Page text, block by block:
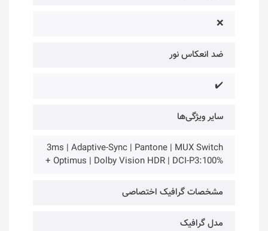
❌
ضد انعکاس نور
✔️
سایر ویژگی‌ها
3ms | Adaptive-Sync | Pantone | MUX Switch
+ Optimus | Dolby Vision HDR | DCI-P3:100%
مشخصات گرافیک اختصاصی
مدل گرافیک